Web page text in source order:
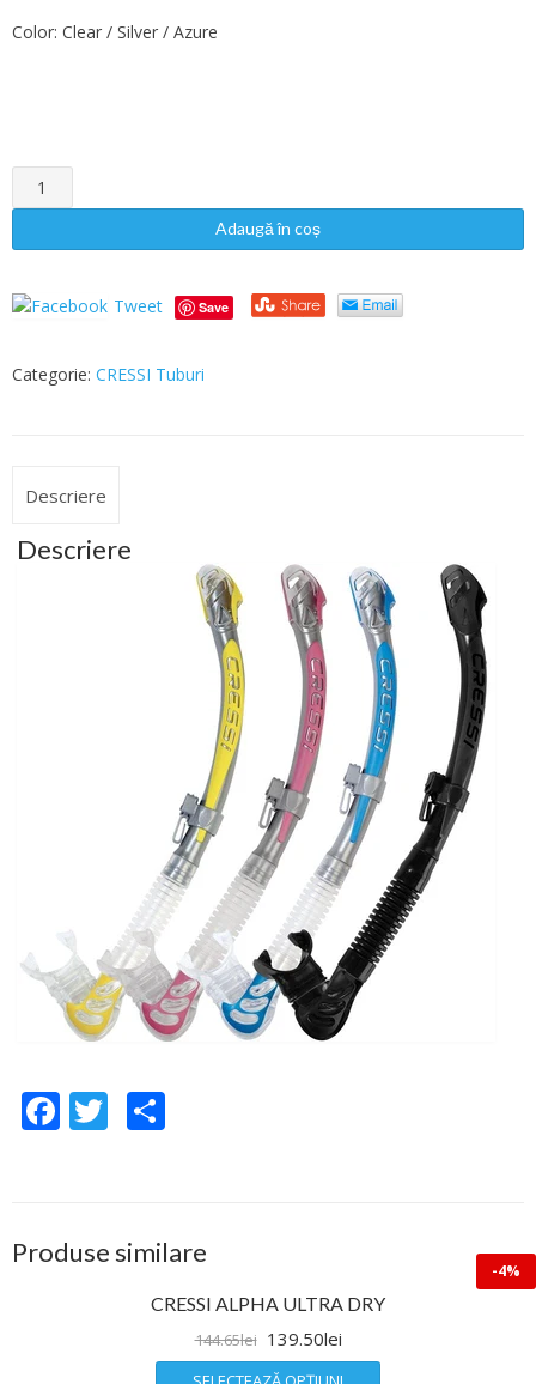
Color: Clear / Silver / Azure
Cantitate
Adaugă în coș
Tweet Save
Categorie: CRESSI Tuburi
Descriere
Descriere
Facebook
Twitter
Produse similare
-4%
CRESSI ALPHA ULTRA DRY
144.65lei 139.50lei